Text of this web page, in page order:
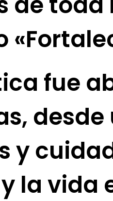
fue
y
la vida